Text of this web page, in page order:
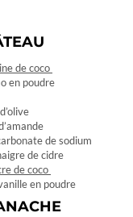
de coco
en poudre
de sodium
de cidre
de coco
en poudre